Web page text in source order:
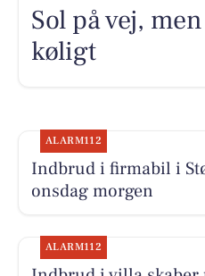
Sol på vej,
køligt
ALARM112
Indbrud i firmabil i
onsdag morgen
ALARM112